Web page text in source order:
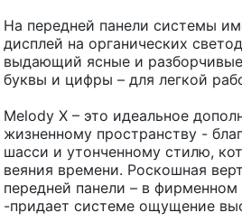
На передней панели системы
дисплей на органических
выдающий ясные и
буквы и цифры – для легкой
Melody X – это идеальное
жизненному пространству -
шасси и утонченному стилю,
веяния времени. Роскошная
передней панели – в фирменном
-придает системе ощущение